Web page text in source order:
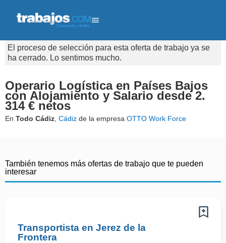
El proceso de selección para esta oferta de trabajo ya se
ha cerrado. Lo sentimos mucho.
Operario Logística en Países Bajos
con Alojamiento y Salario desde 2.
314 € netos
En Todo Cádiz Cádiz de la empresa OTTO Work Force
También tenemos más ofertas de trabajo que te pueden
interesar
Transportista en Jerez de la
Frontera